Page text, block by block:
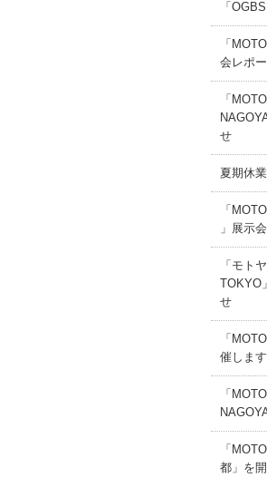
「
「
会レポ
「
せ
夏期休
「
」展示
「モト
せ
「
催します
「
「
都」を